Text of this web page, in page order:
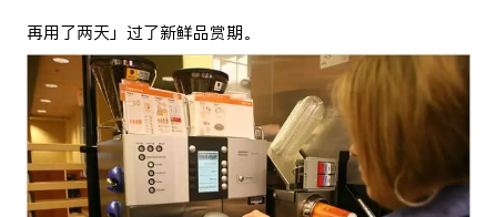
再用了两天」过了新鲜品赏期。